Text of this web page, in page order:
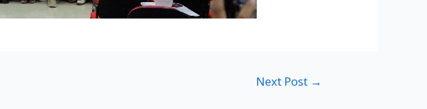
Next Post →